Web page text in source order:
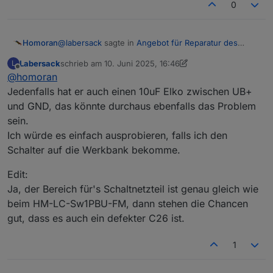
0
Homoran@labersack sagte in Angebot für Reparatur des
müsste ich mal sehen, aber
labersack
Angebot für Reparatur des
"C26-Problems":
das ist ein Wandtaster (remote control), kein Aktor.
hat der wirklich die selbe Problematik?
L
Offline
Labersackschrieb am 10. Juni 2025, 16:46
zuletzt editiert von Labersack6. Okt. 2025, 18:48
@homoran
Jedenfalls hat er auch einen 10uF Elko zwischen UB+
und GND, das könnte durchaus ebenfalls das Problem
sein.
Ich würde es einfach ausprobieren, falls ich den
Schalter auf die Werkbank bekomme.
Edit:
Ja, der Bereich für's Schaltnetzteil ist genau gleich wie
beim HM-LC-Sw1PBU-FM, dann stehen die Chancen
gut, dass es auch ein defekter C26 ist.
1